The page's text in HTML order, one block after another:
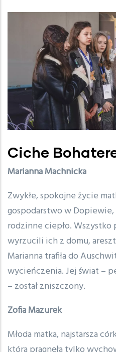
Ciche
Marianna Machnicka
Zwykłe, spokojne życie
gospodarstwo w
rodzinne ciepło. Wszystko
wyrzucili ich z domu,
Marianna trafiła do
wycieńczenia. Jej świat –
– został zniszczony.
Zofia Mazurek
Młoda matka, najstarsza